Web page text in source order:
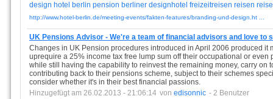
design hotel berlin pension berliner designhotel freizeitreisen reisen reise
http://www.hotel-berlin.de/meeting-events/fakten-features/branding-und-design.ht ...
UK Pensions Advisor - We're a team of financial advisors and love to
Changes in UK Pension procedures introduced in April 2006 produced it
uprequire a 25% income tax free lump sum off their occupational or
while still having the capability to reinvest the remaining money, carry on
contributing back to their pensions scheme, subject to their schemes
consider whether it's in their best financial passions.
Hinzugefügt am 26.02.2013 - 21:06:14 von edisonnic - 2 Benutzer